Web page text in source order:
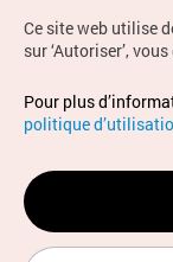
Droits d’auteur
Tous droits
Pour les
adressez vos
Ce site web utilise
sur ‘Autoriser’,
Pour plus
politique